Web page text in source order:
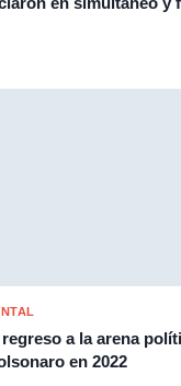
a la arena
en 2022